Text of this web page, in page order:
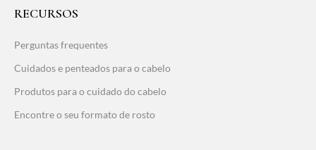
RECURSOS
Perguntas frequentes
Cuidados e penteados para o cabelo
Produtos para o cuidado do cabelo
Encontre o seu formato de rosto